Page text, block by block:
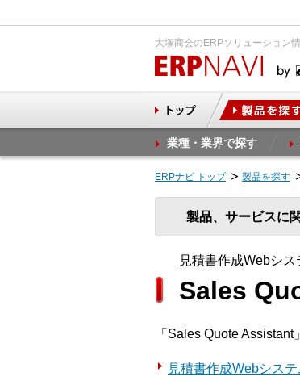
大塚商会のERPソリューション
業種・業界で探す
ERPナビ トップ 製品を探す
製品、サービスに
見積書作成Webシス
Sales
「Sales Quote
見積書作成Webシス